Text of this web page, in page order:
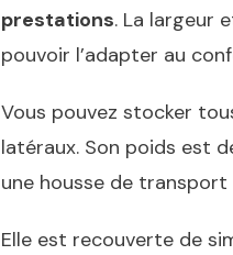
prestations. La largeur
pouvoir l’adapter au
Vous pouvez stocker
latéraux. Son poids est
une housse de
Elle est recouverte de